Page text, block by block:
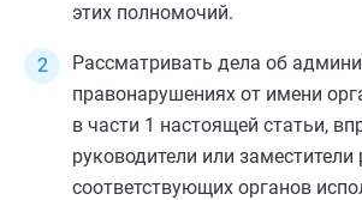
этих полномочий.
Рассматривать дела об
правонарушениях от имени
в части 1 настоящей статьи,
руководители или заместители
соответствующих органов